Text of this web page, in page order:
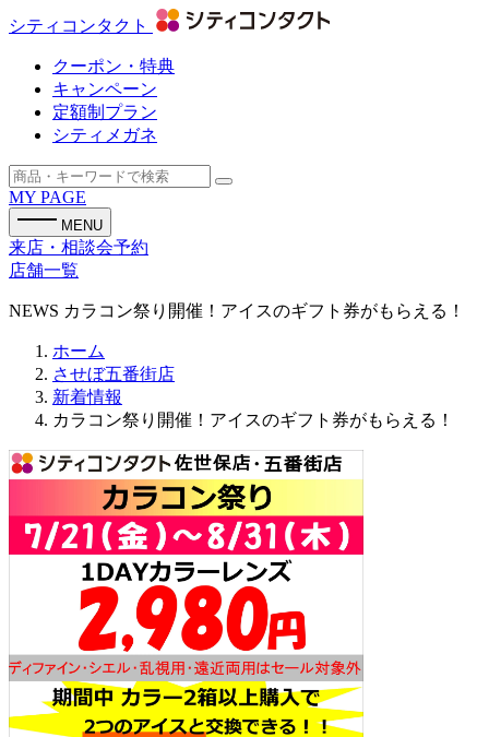
シティコンタクト
クーポン・特典
キャンペーン
定額制プラン
シティメガネ
MY PAGE
MENU
来店・相談会予約
店舗一覧
NEWS カラコン祭り開催！アイスのギフト券がもらえる！
ホーム
させぼ五番街店
新着情報
カラコン祭り開催！アイスのギフト券がもらえる！